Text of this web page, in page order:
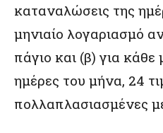
καταναλώσεις της
μηνιαίο λογαριασμό
πάγιο και (β) για κάθε
ημέρες του μήνα, 24
πολλαπλασιασμένες